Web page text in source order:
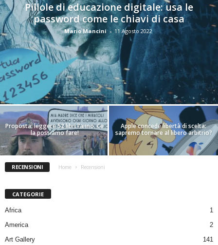
Pillole di educazione digitale: usa le
password come le chiavi di casa
Mario Mancini - 11 Agosto 2022
Proposta: leggere 52 libri l’anno. Ce
la possiamo fare!
Apple concede libertà di scelta:
sapremo tornare al libero arbitrio?
RECENSIONI Home Recensioni
CATEGORIE
Africa
1
America
2
Art Gallery
141